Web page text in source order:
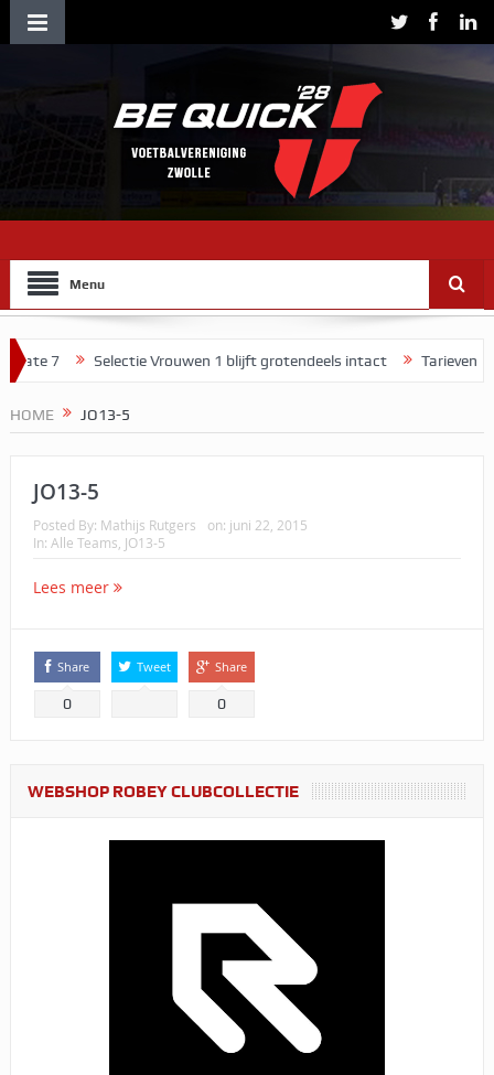
Menu
Selectie Vrouwen 1 blijft grotendeels intact Tarieven
HOME JO13-5
JO13-5
Posted By: Mathijs Rutgers on: juni 22, 2015
In: Alle Teams JO13-5
Lees meer
Share
0
Tweet Share
0
WEBSHOP ROBEY CLUBCOLLECTIE